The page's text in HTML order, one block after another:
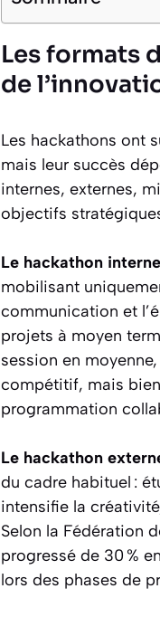
Les formats
de
Les hackathons ont
mais leur succès
internes, externes,
objectifs
Le hackathon interne
mobilisant
communication et
projets à moyen
session en
compétitif, mais
programmation
Le hackathon
du cadre habituel :
intensifie la
Selon la Fédération
progressé de 30 %
lors des phases de